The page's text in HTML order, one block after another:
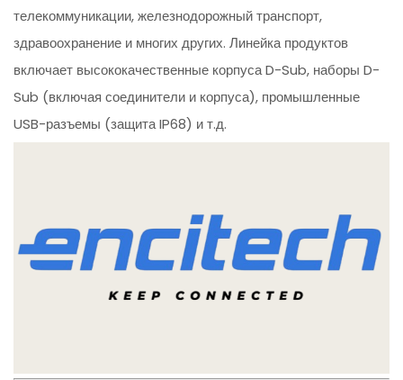
телекоммуникации, железнодорожный транспорт,
здравоохранение и многих других. Линейка продуктов
включает высококачественные корпуса D-Sub, наборы D-
Sub (включая соединители и корпуса), промышленные
USB-разъемы (защита IP68) и т.д.